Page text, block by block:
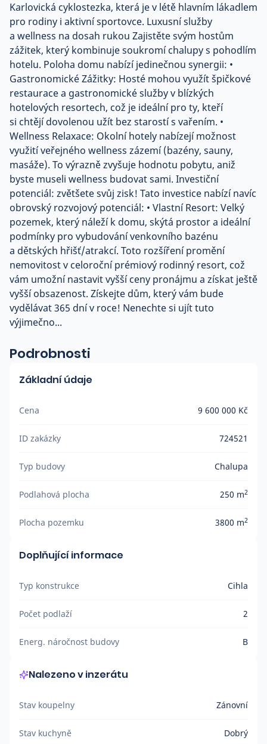
Karlovická cyklostezka, která je v létě hlavním lákadlem
pro rodiny i aktivní sportovce. Luxusní služby
a wellness na dosah rukou Zajistěte svým hostům
zážitek, který kombinuje soukromí chalupy s pohodlím
hotelu. Poloha domu nabízí jedinečnou synergii: •
Gastronomické Zážitky: Hosté mohou využít špičkové
restaurace a gastronomické služby v blízkých
hotelových resortech, což je ideální pro ty, kteří
si chtějí dovolenou užít bez starostí s vařením. •
Wellness Relaxace: Okolní hotely nabízejí možnost
využití veřejného wellness zázemí (bazény, sauny,
masáže). To výrazně zvyšuje hodnotu pobytu, aniž
byste museli wellness budovat sami. Investiční
potenciál: zvětšete svůj zisk! Tato investice nabízí navíc
obrovský rozvojový potenciál: • Vlastní Resort: Velký
pozemek, který náleží k domu, skýtá prostor a ideální
podmínky pro vybudování venkovního bazénu
a dětských hřišť/atrakcí. Toto rozšíření promění
nemovitost v celoroční prémiový rodinný resort, což
vám umožní nastavit vyšší ceny pronájmu a získat ještě
vyšší obsazenost. Získejte dům, který vám bude
vydělávat 365 dní v roce! Nenechte si ujít tuto
výjimečno...
Podrobnosti
Základní údaje
Cena 9 600 000 Kč
ID zakázky 724521
Typ budovy Chalupa
Podlahová plocha 250 m2
Plocha pozemku 3800 m2
Doplňující informace
Typ konstrukce Cihla
Počet podlaží 2
Energ. náročnost budovy B
Nalezeno v inzerátu
Stav koupelny Zánovní
Stav kuchyně Dobrý